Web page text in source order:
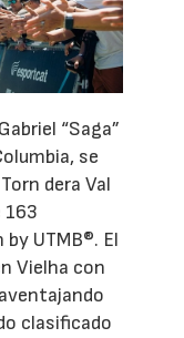
“Saga”
se
dera Val
163
UTMB®. El
Vielha con
clasificado